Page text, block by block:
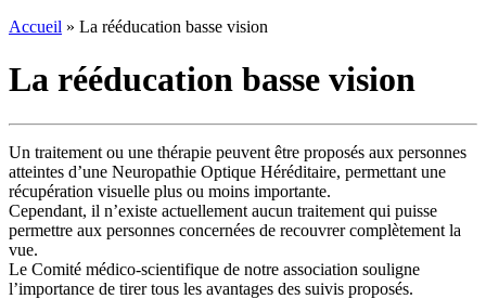
Accueil » La rééducation basse vision
La rééducation basse vision
Un traitement ou une thérapie peuvent être proposés aux personnes
atteintes d’une Neuropathie Optique Héréditaire, permettant une
récupération visuelle plus ou moins importante.
Cependant, il n’existe actuellement aucun traitement qui puisse
permettre aux personnes concernées de recouvrer complètement la
vue.
Le Comité médico-scientifique de notre association souligne
l’importance de tirer tous les avantages des suivis proposés.